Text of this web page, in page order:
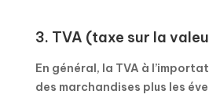
3. TVA (taxe sur la
En général, la TVA à
des marchandises plus les